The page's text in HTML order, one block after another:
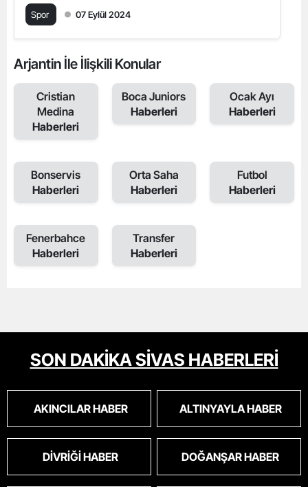
Spor 07 Eylül 2024
Arjantin İle İlişkili Konular
Cristian
Medina
Haberleri
Boca Juniors
Haberleri
Ocak Ayı
Haberleri
Bonservis
Haberleri
Orta Saha
Haberleri
Futbol
Haberleri
Fenerbahce
Haberleri
Transfer
Haberleri
SON DAKİKA SİVAS HABERLERİ
AKINCILAR HABER ALTINYAYLA HABER
DIVRIĞI HABER DOĞANŞAR HABER